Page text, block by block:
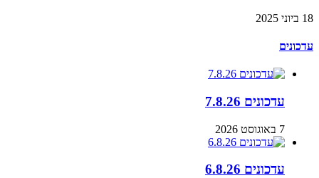
18 ביוני 2025
עדכונים
עדכונים 7.8.26
7 באוגוסט 2026
עדכונים 6.8.26